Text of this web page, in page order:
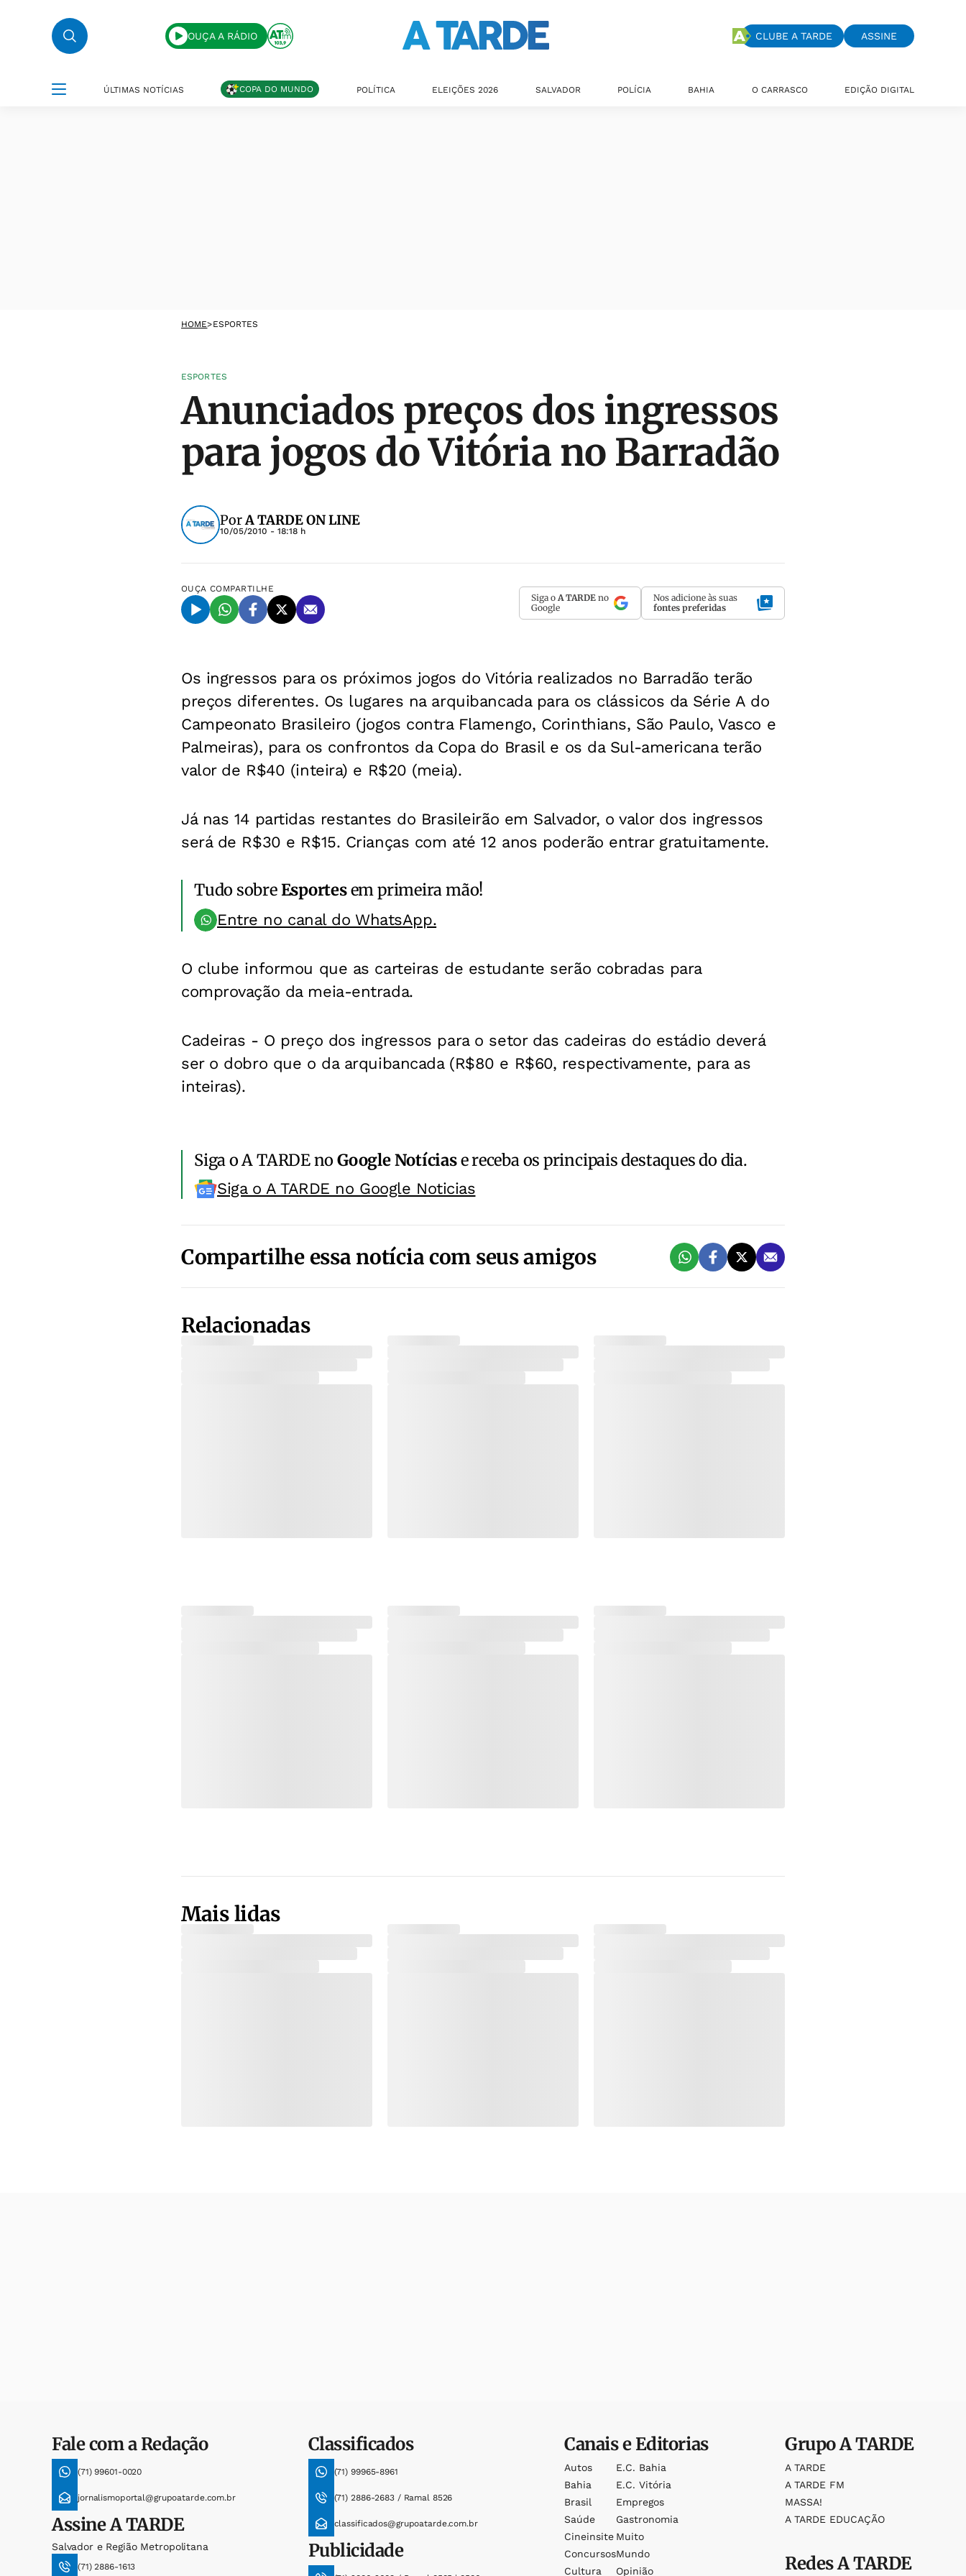
OUÇA A RÁDIO CLUBE A TARDE ASSINE
ÚLTIMAS NOTÍCIAS COPA DO MUNDO POLÍTICA ELEIÇÕES 2026 SALVADOR POLÍCIA BAHIA O CARRASCO EDIÇÃO DIGITAL
HOME>ESPORTES
ESPORTES
Anunciados preços dos ingressos
para jogos do Vitória no Barradão
PorA TARDE ON LINE
10/05/2010 - 18:18 h
OUÇA COMPARTILHE
Siga o A TARDE no
Google
Nos adicione às suas
fontes preferidas
Os ingressos para os próximos jogos do Vitória realizados no Barradão terão
preços diferentes. Os lugares na arquibancada para os clássicos da Série A do
Campeonato Brasileiro (jogos contra Flamengo, Corinthians, São Paulo, Vasco e
Palmeiras), para os confrontos da Copa do Brasil e os da Sul-americana terão
valor de R$40 (inteira) e R$20 (meia).
Já nas 14 partidas restantes do Brasileirão em Salvador, o valor dos ingressos
será de R$30 e R$15. Crianças com até 12 anos poderão entrar gratuitamente.
Tudo sobreEsportesem primeira mão!
Entre no canal do WhatsApp.
O clube informou que as carteiras de estudante serão cobradas para
comprovação da meia-entrada.
Cadeiras - O preço dos ingressos para o setor das cadeiras do estádio deverá
ser o dobro que o da arquibancada (R$80 e R$60, respectivamente, para as
inteiras).
Siga o A TARDE noGoogle Notíciase receba os principais destaques do dia.
Siga o A TARDE no Google Noticias
Compartilhe essa notícia com seus amigos
Relacionadas
Mais lidas
Fale com a Redação
(71) 99601-0020
jornalismoportal@grupoatarde.com.br
AssineA TARDE
Salvador e Região Metropolitana
(71) 2886-1613
Classificados
(71) 99965-8961
(71) 2886-2683 / Ramal 8526
classificados@grupoatarde.com.br
Publicidade
Canais e Editorias
Autos
Bahia
Brasil
Saúde
Cineinsite
Concursos
Cultura
E.c. Bahia
E.c. Vitória
Empregos
Gastronomia
Muito
Mundo
Opinião
GrupoA TARDE
A TARDE
A TARDE FM
MASSA!
A TARDE EDUCAÇÃO
RedesA TARDE